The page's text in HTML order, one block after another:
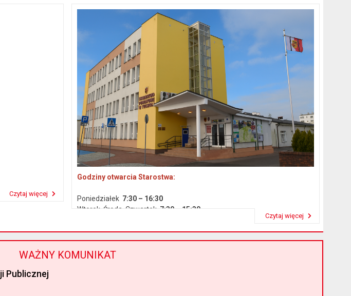
Czytaj więcej
Godziny otwarcia Starostwa:
Poniedziałek 7:30 – 16:30
Wtorek, Środa, Czwartek 7:30 – 15:30
Czytaj więcej
WAŻNY KOMUNIKAT
Publicznej